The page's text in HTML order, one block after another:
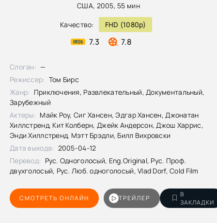
США, 2005, 55 мин
Качество: FHD (1080p)
7.3 7.8
СМОТРЕТЬ ОНЛАЙН ТРЕЙЛЕР
В
ЗАКЛАДКИ
Слоган: —
Режиссер: Том Бирс
Жанр: Приключения, Развлекательный, Документальный,
Зарубежный
Актеры: Майк Роу, Сиг Хансен, Эдгар Хансен, Джонатан
Хиллстренд, Кит Колберн, Джейк Андерсон, Джош Харрис,
Энди Хиллстренд, Мэтт Брэдли, Билл Вихровски
Дата выхода: 2005-04-12
Перевод: Рус. Одноголосый, Eng.Original, Рус. Проф.
двухголосый, Рус. Люб. одноголосый, Vlad Dorf, Cold Film